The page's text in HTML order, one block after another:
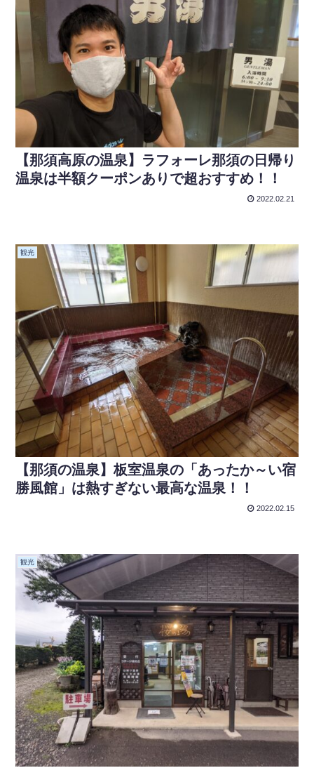
【那須高原の温泉】ラフォーレ那須の日帰り
温泉は半額クーポンありで超おすすめ！！
2022.02.21
観光
【那須の温泉】板室温泉の「あったか～い宿
勝風館」は熱すぎない最高な温泉！！
2022.02.15
観光